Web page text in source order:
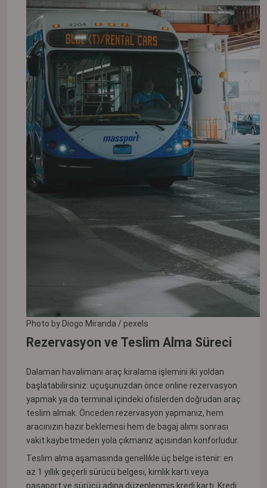
Photo by Diogo Miranda / pexels
Rezervasyon ve Teslim Alma Süreci
Dalaman havalimanı araç kiralama işlemini iki yoldan
başlatabilirsiniz: uçuşunuzdan önce online rezervasyon
yapmak ya da terminal içindeki ofislerden doğrudan araç
teslim almak. Önceden rezervasyon yapmanız, hem
aracınızın hazır beklemesi hem de bagaj alımı sonrası
vakit kaybetmeden yola çıkmanız açısından konforludur.
Teslim alma aşamasında genellikle üç belge istenir: en
az 1 yıllık geçerli sürücü belgesi, kimlik kartı veya
pasaport ve sürücü adına düzenlenmiş kredi kartı. Kredi